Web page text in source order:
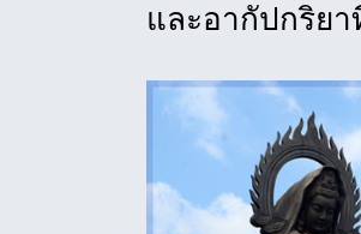
และอากัปกริย